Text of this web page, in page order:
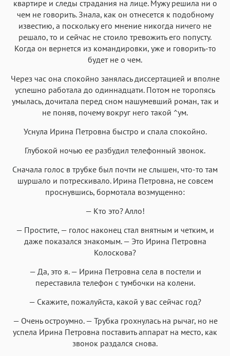
квартире и следы страдания на лице. Мужу решила ни о
чем не говорить. Знала, как он отнесется к подобному
известию, а поскольку его мнение никогда ничего не
решало, то и сейчас не стоило тревожить его попусту.
Когда он вернется из командировки, уже и говорить-то
будет не о чем.
Через час она спокойно занялась диссертацией и вполне
успешно работала до одиннадцати. Потом не торопясь
умылась, дочитала перед сном нашумевший роман, так и
не поняв, почему вокруг него такой ^ум.
Уснула Ирина Петровна быстро и спала спокойно.
Глубокой ночью ее разбудил телефонный звонок.
Сначала голос в трубке был почти не слышен, что-то там
шуршало и потрескивало. Ирина Петровна, не совсем
проснувшись, бормотала возмущенно:
— Кто это? Алло!
— Простите, — голос наконец стал внятным и четким, и
даже показался знакомым. — Это Ирина Петровна
Колоскова?
— Да, это я. — Ирина Петровна села в постели и
переставила телефон с тумбочки на колени.
— Скажите, пожалуйста, какой у вас сейчас год?
— Очень остроумно. — Трубка грохнулась на рычаг, но не
успела Ирина Петровна поставить аппарат на место, как
звонок раздался снова.